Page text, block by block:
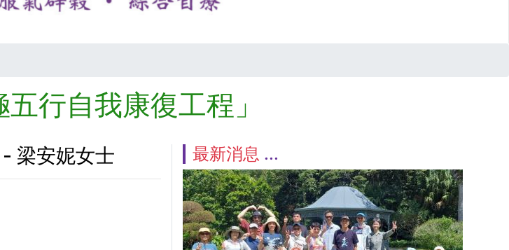
行自我康復工程」
梁安妮女士 最新消息